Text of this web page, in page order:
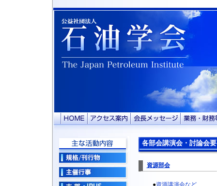
各部会講演会・討論会
資源部会
●資源講演会など